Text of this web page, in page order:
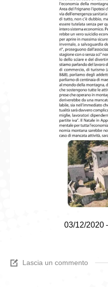
03/12/2020
Lascia un commento